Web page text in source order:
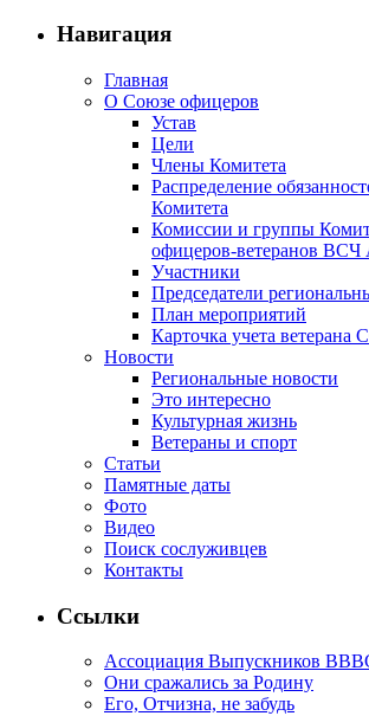
Навигация
Главная
О Союзе офицеров
Устав
Цели
Члены Комитета
Распределение
Комитета
Комиссии и группы
офицеров-ветеранов
Участники
Председатели
План мероприятий
Карточка учета
Новости
Региональные новости
Это интересно
Культурная жизнь
Ветераны и спорт
Статьи
Памятные даты
Фото
Видео
Поиск сослуживцев
Контакты
Ссылки
Ассоциация Выпускников
Они сражались за Родину
Его, Отчизна, не забудь